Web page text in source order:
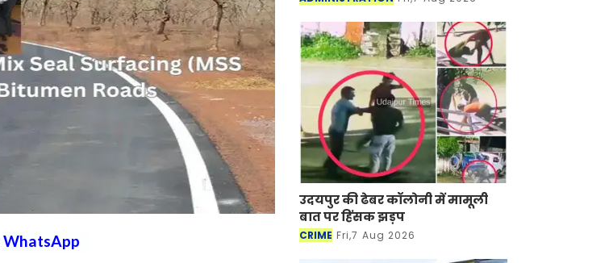
WhatsApp
उदयपुर की ढेबर कॉलोनी में मामूली
बात पर हिंसक झड़प
CRIME Fri,7 Aug 2026